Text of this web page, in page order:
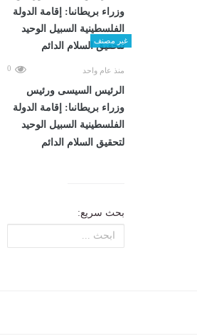
غير مصنف
منذ عام واحد 0
الرئيس السيسى ورئيس
وزراء بريطانىا: إقامة الدولة
الفلسطينية السبيل الوحيد
لتحقيق السلام الدائم
بحث سريع: